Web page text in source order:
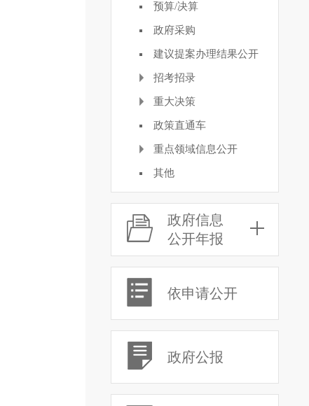
预算/决算
政府采购
建议提案办理结果公开
招考招录
重大决策
政策直通车
重点领域信息公开
其他
政府信息
公开年报
依申请公开
政府公报